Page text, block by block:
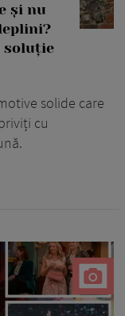
și nu
soluție
solide care
cu